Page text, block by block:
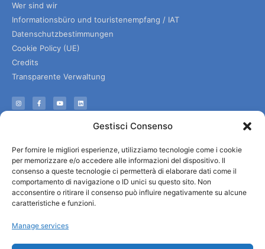
Gestisci Consenso
Per fornire le migliori esperienze, utilizziamo tecnologie come i cookie
per memorizzare e/o accedere alle informazioni del dispositivo. Il
consenso a queste tecnologie ci permetterà di elaborare dati come il
comportamento di navigazione o ID unici su questo sito. Non
acconsentire o ritirare il consenso può influire negativamente su alcune
caratteristiche e funzioni.
Manage services
Wer sind wir
Informationsbüro und touristenempfang / IAT
Datenschutzbestimmungen
Cookie Policy (UE)
Credits
Transparente Verwaltung
Nützliche Dienstleistungen
Broschüren herunterladen